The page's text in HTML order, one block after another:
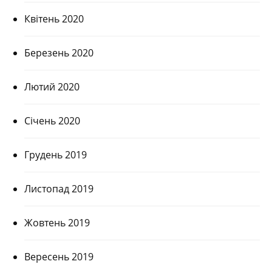
Квітень 2020
Березень 2020
Лютий 2020
Січень 2020
Грудень 2019
Листопад 2019
Жовтень 2019
Вересень 2019